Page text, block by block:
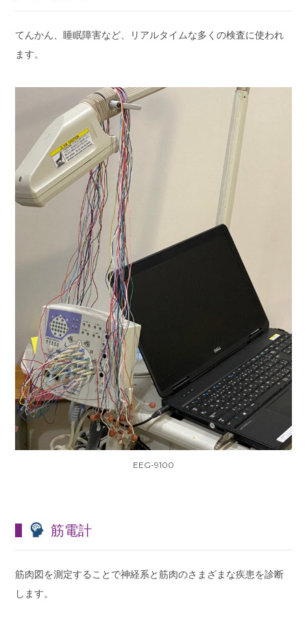
てんかん、睡眠障害など、リアルタイムな多くの検査に使われ
ます。
EEG-9100
筋電計
筋肉図を測定することで神経系と筋肉のさまざまな疾患を診断
します。